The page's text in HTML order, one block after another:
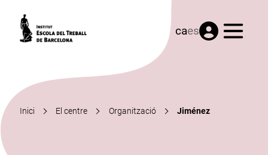
caes Menú
Inici El centre Organització Jiménez